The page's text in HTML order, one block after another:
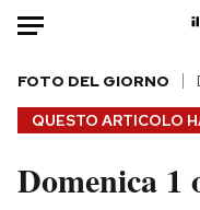
HOME
Italia
QUESTO ARTICOLO
FOTO DEL GIORNO
Domenica 1